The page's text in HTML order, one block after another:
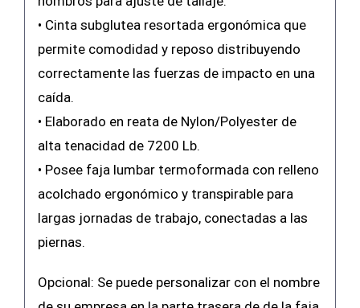
• Cinta subglutea resortada ergonómica que
permite comodidad y reposo distribuyendo
correctamente las fuerzas de impacto en una
caída.
• Elaborado en reata de Nylon/Polyester de
alta tenacidad de 7200 Lb.
• Posee faja lumbar termoformada con relleno
acolchado ergonómico y transpirable para
largas jornadas de trabajo, conectadas a las
piernas.
Opcional: Se puede personalizar con el nombre